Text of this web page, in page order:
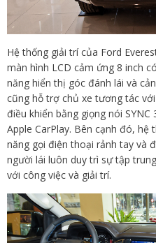
Hệ thống giải trí của Ford
màn hình LCD cảm ứng 8 inch
năng hiển thị góc đánh lái và
cũng hỗ trợ chủ xe tương tác
điều khiển bằng giọng nói
Apple CarPlay. Bên cạnh đó, hệ
năng gọi điện thoại rảnh tay và
người lái luôn duy trì sự tập
với công việc và giải trí.